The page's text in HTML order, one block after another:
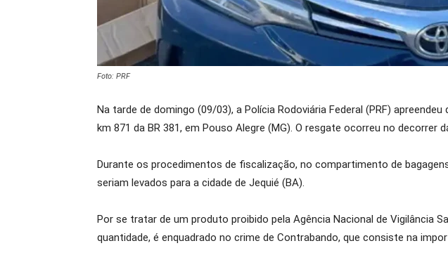
Foto: PRF
Na tarde de domingo (09/03), a Polícia Rodoviária Federal (PRF)
km 871 da BR 381, em Pouso Alegre (MG). O resgate ocorreu no decorrer
Durante os procedimentos de fiscalização, no compartimento de
seriam levados para a cidade de Jequié (BA).
Por se tratar de um produto proibido pela Agência Nacional de Vigilância
quantidade, é enquadrado no crime de Contrabando, que consiste na